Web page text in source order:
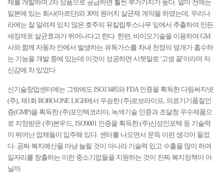
재를 개발하여 2차 상품으로 공급하면 훨씬 부가가치가 높다. 얼마 전에는
일본에 있는 회사(마르단)와 30억 원어치 살균제 계약을 하였는데, 우리나
라에는 잘 알려져 있지 않은 호주의 유칼립투스나무 잎에서 추출하여 만든
세정제로 살균효과가 뛰어나다고 한다. 한편, 바이오기술을 이용하여 GM
사와 함께 자동차 안에서 발생하는 유독가스를 차내 천정의 덮개가 흡수하
는 기능을 개발 중에 있는데 이것이 성공하면 시쳇말로 '고생 끝'이라며 자
신감에 차 있었다.
신기술창업센터에는 그밖에도 ISO13485와 FDA 인증을 획득한 다림써지넷
(주), 제1회 ROBO-ONE LIGH에서 우승한 (주)로보라이프, 의료기기품질인
증(GMP)을 획득한 (주)포인텍코리아, 녹색기술 인증과 조달청 우수제품으
로 지정받은 (주)본우드, ISO9001 인증을 획득한 (주)신성인포텍 등 기술력
이 뛰어난 업체들이 입주해 있다. 센터를 나오면서 문득 이런 생각이 들었
다. 공짜 복지예산을 마냥 늘릴 것이 아니라 기술력 있고 수출을 많이 하여
일자리를 창출하는 이런 중소기업들을 지원하는 것이 진짜 복지정책이 아
닐까.